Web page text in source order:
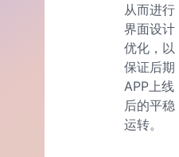
从而进行
界面设计
优化，以
保证后期
APP上线
后的平稳
运转。